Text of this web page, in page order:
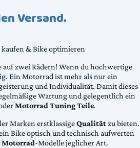
Versand.
& Bike optimieren
zwei Rädern! Wenn du hochwertige
Ein Motorrad ist mehr als nur ein
und Individualität. Damit dieses
Wartung und gelegentlich ein
Motorrad Tuning Teile.
Marken erstklassigeQualitätzu bieten.
Bike optisch und technisch aufwerten
Motorrad-Modelle jeglicher Art.